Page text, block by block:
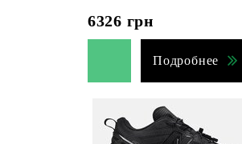
6326 грн
Подробнее